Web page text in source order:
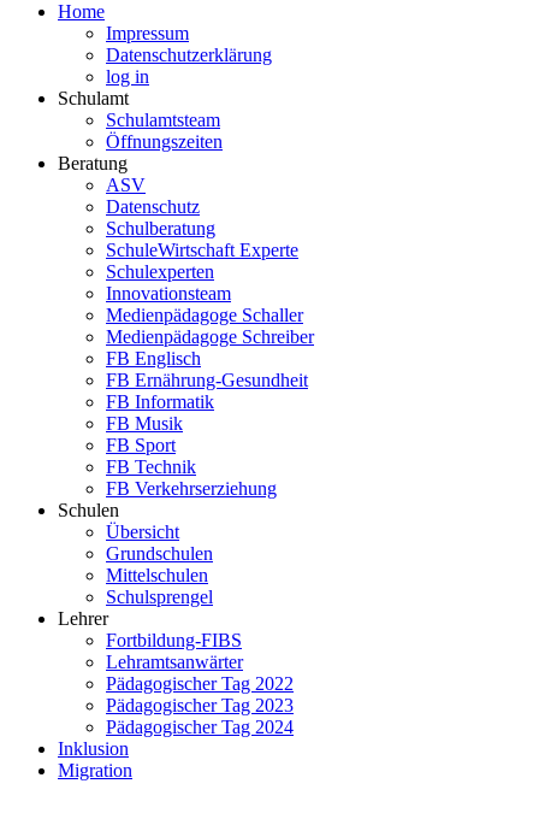
Home
Impressum
Datenschutzerklärung
log in
Schulamt
Schulamtsteam
Öffnungszeiten
Beratung
ASV
Datenschutz
Schulberatung
SchuleWirtschaft Experte
Schulexperten
Innovationsteam
Medienpädagoge Schaller
Medienpädagoge Schreiber
FB Englisch
FB Ernährung-Gesundheit
FB Informatik
FB Musik
FB Sport
FB Technik
FB Verkehrserziehung
Schulen
Übersicht
Grundschulen
Mittelschulen
Schulsprengel
Lehrer
Fortbildung-FIBS
Lehramtsanwärter
Pädagogischer Tag 2022
Pädagogischer Tag 2023
Pädagogischer Tag 2024
Inklusion
Migration